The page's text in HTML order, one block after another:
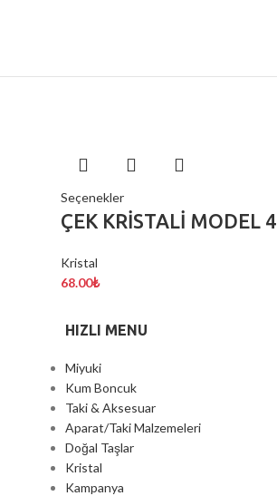
Seçenekler
ÇEK KRİSTALİ MODEL 4
Kristal
68.00₺
HIZLI MENU
Miyuki
Kum Boncuk
Taki & Aksesuar
Aparat/Taki Malzemeleri
Doğal Taşlar
Kristal
Kampanya